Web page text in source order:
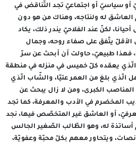
أو سياسيّ أو اجتماعيّ تجد التّناقض في
العاشق له ولنتاجه، وهناك من هو دون
لكنّ عند الفلاحيّ يندر ذلك، يكاد
الأقلّ يتّفق على صفاء روحه، وجمال
فهذا طبيعيّ، حاولت أن أبحث عن سرّ
يعقده كلّ خميس في منزله في منطقة
الّذي بلغ من العمر عتيّا، والشّاب الّذي
الكبرى، ومن لا زال يبحث عن
المخضرم في الأدب والمعرفة، كما تجد
أو العاشق غير المتخصّص فيها، نجد
أساتذة له، وهو الطّالب الصّغير الجالس
ويتحاور معهم بكلّ محبّة وعفويّة،